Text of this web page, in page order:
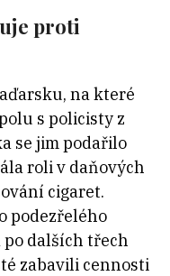
proti
na které
s policisty z
se jim podařilo
roli v daňových
cigaret.
podezřelého
dalších třech
zabavili cennosti